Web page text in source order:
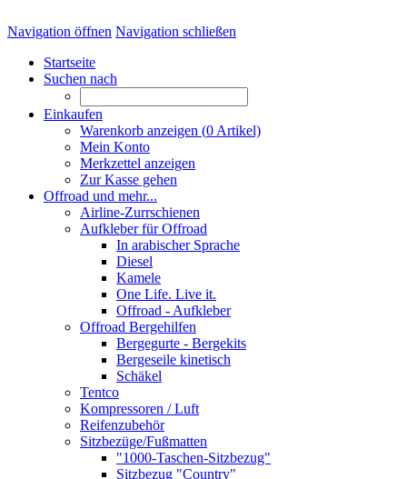
Navigation öffnen Navigation schließen
Startseite
Suchen nach
Einkaufen
Warenkorb anzeigen (0 Artikel)
Mein Konto
Merkzettel anzeigen
Zur Kasse gehen
Offroad und mehr...
Airline-Zurrschienen
Aufkleber für Offroad
In arabischer Sprache
Diesel
Kamele
One Life. Live it.
Offroad - Aufkleber
Offroad Bergehilfen
Bergegurte - Bergekits
Bergeseile kinetisch
Schäkel
Tentco
Kompressoren / Luft
Reifenzubehör
Sitzbezüge/Fußmatten
"1000-Taschen-Sitzbezug"
Sitzbezug "Country"